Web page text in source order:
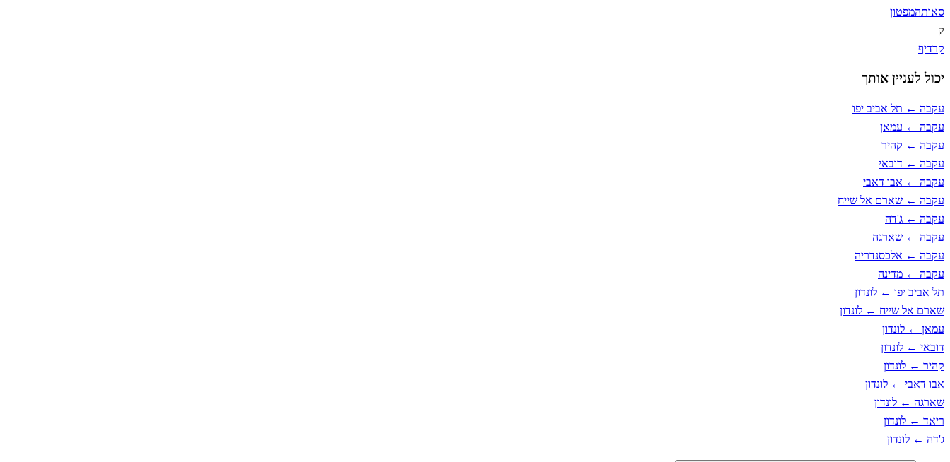
סאותהמפטון
ק
קרדיף
יכול לעניין אותך
עקבה ← תל אביב יפו
עקבה ← עמאן
עקבה ← קהיר
עקבה ← דובאי
עקבה ← אבו דאבי
עקבה ← שארם אל שייח
עקבה ← ג'דה
עקבה ← שארגה
עקבה ← אלכסנדריה
עקבה ← מדינה
תל אביב יפו ← לונדון
שארם אל שייח ← לונדון
עמאן ← לונדון
דובאי ← לונדון
קהיר ← לונדון
אבו דאבי ← לונדון
שארגה ← לונדון
ריאד ← לונדון
ג'דה ← לונדון